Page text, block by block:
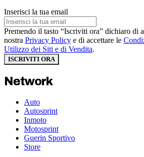
Inserisci la tua email
Premendo il tasto “Iscriviti ora” dichiaro di
nostra Privacy Policy e di accettare le
Utilizzo dei Siti e di Vendita.
ISCRIVITI ORA
Network
Auto
Autosprint
Inmoto
Motosprint
Guerin Sportivo
Store